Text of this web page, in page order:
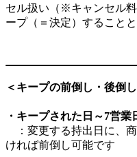
セル扱い（※キャンセル
ープ（＝決定）すること
＜キープの前倒し・後倒
・ キープされた日～7営業
：変更する持出日に、
ければ前倒し可能です